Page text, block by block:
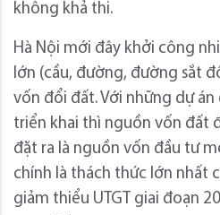
không khả thi.
Hà Nội mới đây khởi công
lớn (cầu, đường, đường sắt
vốn đổi đất. Với những dự
triển khai thì nguồn vốn đất
đặt ra là nguồn vốn đầu tư
chính là thách thức lớn nhất
giảm thiểu UTGT giai đoạn